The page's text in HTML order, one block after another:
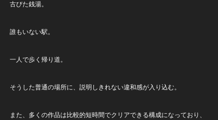
古びた銭湯。
誰もいない駅。
一人で歩く帰り道。
そうした普通の場所に、説明しきれない違和感が入り込む。
また、多くの作品は比較的短時間でクリアできる構成になっており、